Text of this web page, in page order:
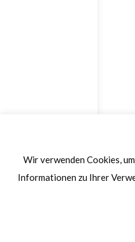
Wir verwenden Cookies,
Informationen zu Ihrer